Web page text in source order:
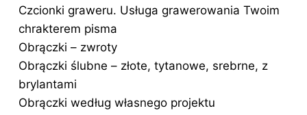
Czcionki graweru. Usługa grawerowania Twoim
chrakterem pisma
Obrączki – zwroty
Obrączki ślubne – złote, tytanowe, srebrne, z
brylantami
Obrączki według własnego projektu